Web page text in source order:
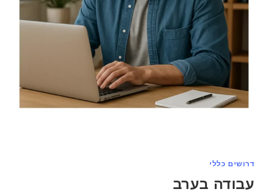
דרושים כללי
עבודה בערב